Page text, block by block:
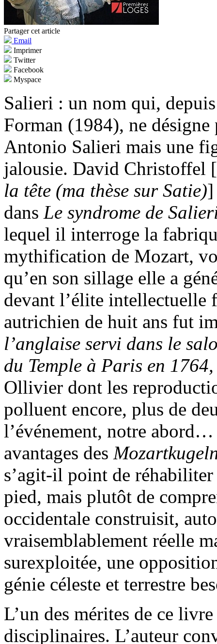
Partager cet article
Email
Imprimer
Twitter
Facebook
Myspace
Salieri : un nom qui,
Forman (1984), ne
Antonio Salieri mais une
jalousie. David Christoffel
la tête (ma thèse sur Satie)]
dans Le syndrome de
lequel il interroge la
mythification de Mozart,
qu’en son sillage elle a
devant l’élite intellectuelle
autrichien de huit ans fut
l’anglaise servi dans le
du Temple à Paris en
Ollivier dont les
polluent encore, plus de
l’événement, notre abord…
avantages des
s’agit-il point de
pied, mais plutôt de
occidentale construisit,
vraisemblablement réelle
surexploitée, une
génie céleste et terrestre
L’un des mérites de ce
disciplinaires. L’auteur